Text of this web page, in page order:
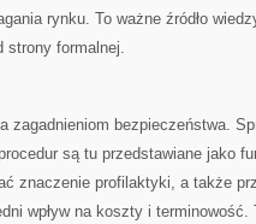
rynku. To ważne źródło
strony formalnej.
zagadnieniom bezpieczeństwa.
są tu przedstawiane jako
znaczenie profilaktyki, a także
wpływ na koszty i